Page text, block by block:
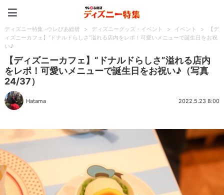
ディズニー特集 -ウレぴあ総研 > ディズニーグッズ・イベント > イベント >
【デ
ィズニーカフェ】“ドナルドらしさ”溢れる店内をレポ！可愛いメニューで誕生日をお祝
い♪
【ディズニーカフェ】“ドナルドらしさ”溢れる店内
をレポ！可愛いメニューで誕生日をお祝い♪（写真
24/37）
Hatama 2022.5.23 8:00